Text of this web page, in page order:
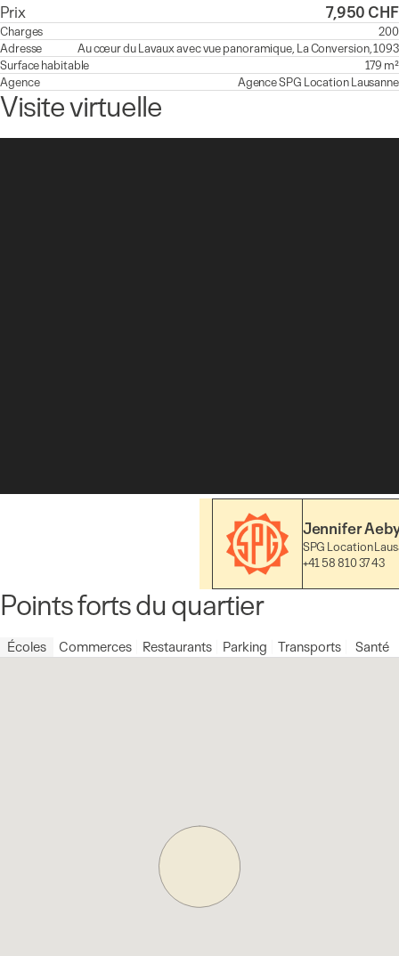
Prix 7,950 CHF
Charges
200
Adresse
Au cœur du Lavaux avec vue panoramique, La Conversion, 1093
Surface habitable
179 m²
Agence
AgenceSPG Location Lausanne
Visite virtuelle
Jennifer
SPG Location
+41 58 810 37 43
Points forts du quartier
Écoles Commerces Restaurants Parking Transports Santé